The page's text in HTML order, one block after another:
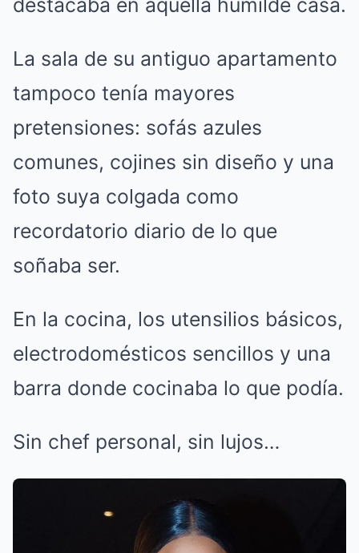
La sala de su antiguo apartamento
tampoco tenía mayores
pretensiones: sofás azules
comunes, cojines sin diseño y una
foto suya colgada como
recordatorio diario de lo que
soñaba ser.
En la cocina, los utensilios básicos,
electrodomésticos sencillos y una
barra donde cocinaba lo que podía.
Sin chef personal, sin lujos…